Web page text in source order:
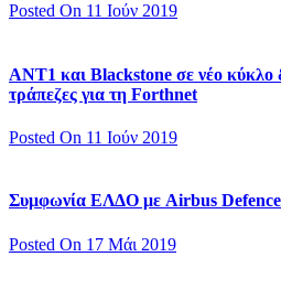
Posted On 11 Ιούν 2019
ΑΝΤ1 και Blackstone σε νέο κύκλο
τράπεζες για τη Forthnet
Posted On 11 Ιούν 2019
Συμφωνία ΕΛΔΟ με Airbus
Posted On 17 Μάι 2019